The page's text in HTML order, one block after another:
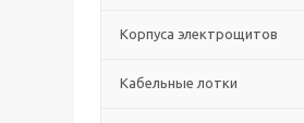
Корпуса электрощитов
Кабельные лотки